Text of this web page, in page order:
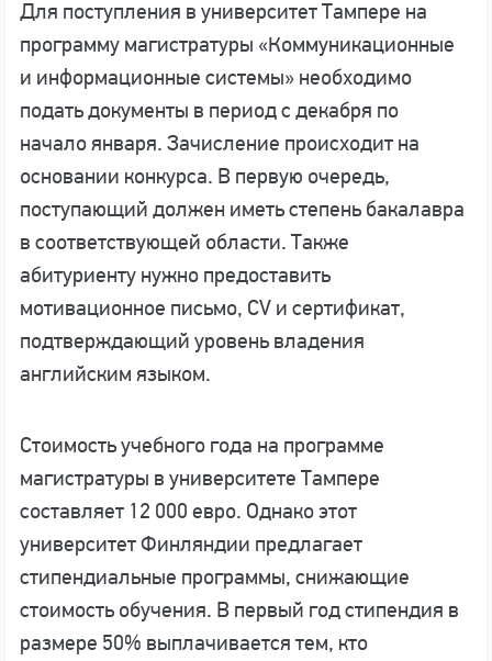
Для поступления в университет Тампере на
программу магистратуры «Коммуникационные
и информационные системы» необходимо
подать документы в период с декабря по
начало января. Зачисление происходит на
основании конкурса. В первую очередь,
поступающий должен иметь степень бакалавра
в соответствующей области. Также
абитуриенту нужно предоставить
мотивационное письмо, CV и сертификат,
подтверждающий уровень владения
английским языком.
Стоимость учебного года на программе
магистратуры в университете Тампере
составляет 12 000 евро. Однако этот
университет Финляндии предлагает
стипендиальные программы, снижающие
стоимость обучения. В первый год стипендия в
размере 50% выплачивается тем, кто